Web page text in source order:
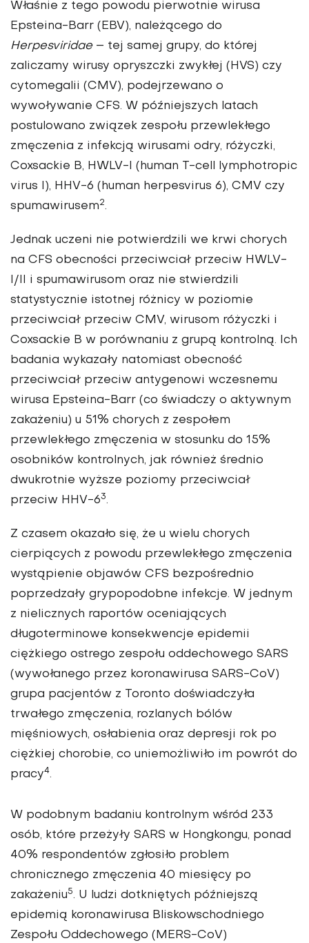
Właśnie z tego powodu pierwotnie wirusa
Epsteina-Barr (EBV), należącego do
Herpesviridae– tej samej grupy, do której
zaliczamy wirusy opryszczki zwykłej (HVS) czy
cytomegalii (CMV), podejrzewano o
wywoływanie CFS. W późniejszych latach
postulowano związek zespołu przewlekłego
zmęczenia z infekcją wirusami odry, różyczki,
Coxsackie B, HWLV-I (human T-cell lymphotropic
virus I), HHV-6 (human herpesvirus 6), CMV czy
spumawirusem2.
Jednak uczeni nie potwierdzili we krwi chorych
na CFS obecności przeciwciał przeciw HWLV-
I/II i spumawirusom oraz nie stwierdzili
statystycznie istotnej różnicy w poziomie
przeciwciał przeciw CMV, wirusom różyczki i
Coxsackie B w porównaniu z grupą kontrolną. Ich
badania wykazały natomiast obecność
przeciwciał przeciw antygenowi wczesnemu
wirusa Epsteina-Barr (co świadczy o aktywnym
zakażeniu) u 51% chorych z zespołem
przewlekłego zmęczenia w stosunku do 15%
osobników kontrolnych, jak również średnio
dwukrotnie wyższe poziomy przeciwciał
przeciw HHV-63.
Z czasem okazało się, że u wielu chorych
cierpiących z powodu przewlekłego zmęczenia
wystąpienie objawów CFS bezpośrednio
poprzedzały grypopodobne infekcje. W jednym
z nielicznych raportów oceniających
długoterminowe konsekwencje epidemii
ciężkiego ostrego zespołu oddechowego SARS
(wywołanego przez koronawirusa SARS-CoV)
grupa pacjentów z Toronto doświadczyła
trwałego zmęczenia, rozlanych bólów
mięśniowych, osłabienia oraz depresji rok po
ciężkiej chorobie, co uniemożliwiło im powrót do
pracy4.
W podobnym badaniu kontrolnym wśród 233
osób, które przeżyły SARS w Hongkongu, ponad
40% respondentów zgłosiło problem
chronicznego zmęczenia 40 miesięcy po
zakażeniu5. U ludzi dotkniętych późniejszą
epidemią koronawirusa Bliskowschodniego
Zespołu Oddechowego (MERS-CoV)